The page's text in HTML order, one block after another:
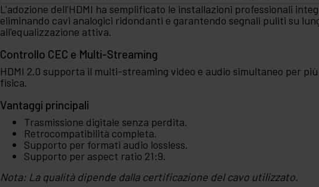
L'adozione dell'HDMI ha semplificato le installazioni professionali
eliminando cavi analogici ridondanti e garantendo segnali puliti su
all'equalizzazione attiva.
Controllo CEC e Multi-Streaming
HDMI 2.0 supporta il multi-streaming video e audio simultaneo per
fisica.
Vantaggi principali
Trasmissione digitale senza perdita.
Retrocompatibilità completa.
Supporto per formati audio lossless.
Supporto per aspect ratio 21:9.
Nota: La qualità dipende dalla certificazione del cavo utilizzato.